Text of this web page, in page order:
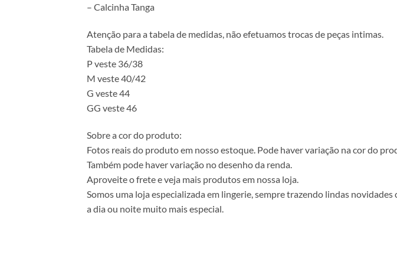
– Calcinha Tanga
Atenção para a tabela de medidas, não efetuamos trocas de peças intimas.
Tabela de Medidas:
P veste 36/38
M veste 40/42
G veste 44
GG veste 46
Sobre a cor do produto:
Fotos reais do produto em nosso estoque. Pode haver variação na cor do
Também pode haver variação no desenho da renda.
Aproveite o frete e veja mais produtos em nossa loja.
Somos uma loja especializada em lingerie, sempre trazendo lindas
a dia ou noite muito mais especial.